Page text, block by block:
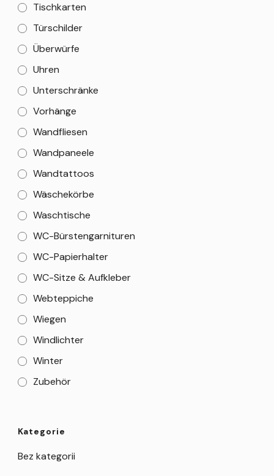
Tischkarten
Türschilder
Überwürfe
Uhren
Unterschränke
Vorhänge
Wandfliesen
Wandpaneele
Wandtattoos
Wäschekörbe
Waschtische
WC-Bürstengarnituren
WC-Papierhalter
WC-Sitze & Aufkleber
Webteppiche
Wiegen
Windlichter
Winter
Zubehör
Kategorie
Bez kategorii